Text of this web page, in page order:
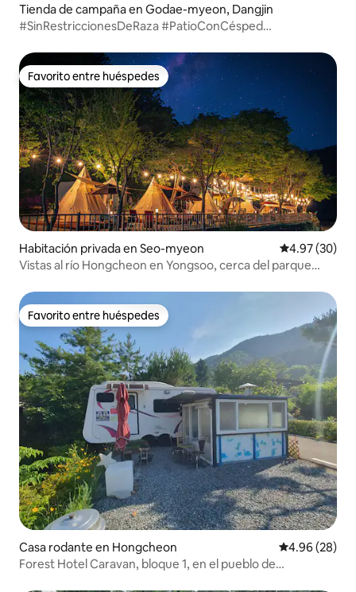
Tienda de campaña en Godae-myeon, Dangjin
#SinRestriccionesDeRaza #PatioConCésped
Individual
Favorito entre huéspedes
Favorito entre huéspedes
Habitación privada en Seo-myeon Calificación
4.97 (30)
Vistas al río Hongcheon en Yongsoo, cerca del parque
posibilidad de acampar gratis
Favorito entre huéspedes
Favorito entre huéspedes
Casa rodante en Hongcheon Calificación
4.96 (28)
Forest Hotel Caravan, bloque 1, en el pueblo de